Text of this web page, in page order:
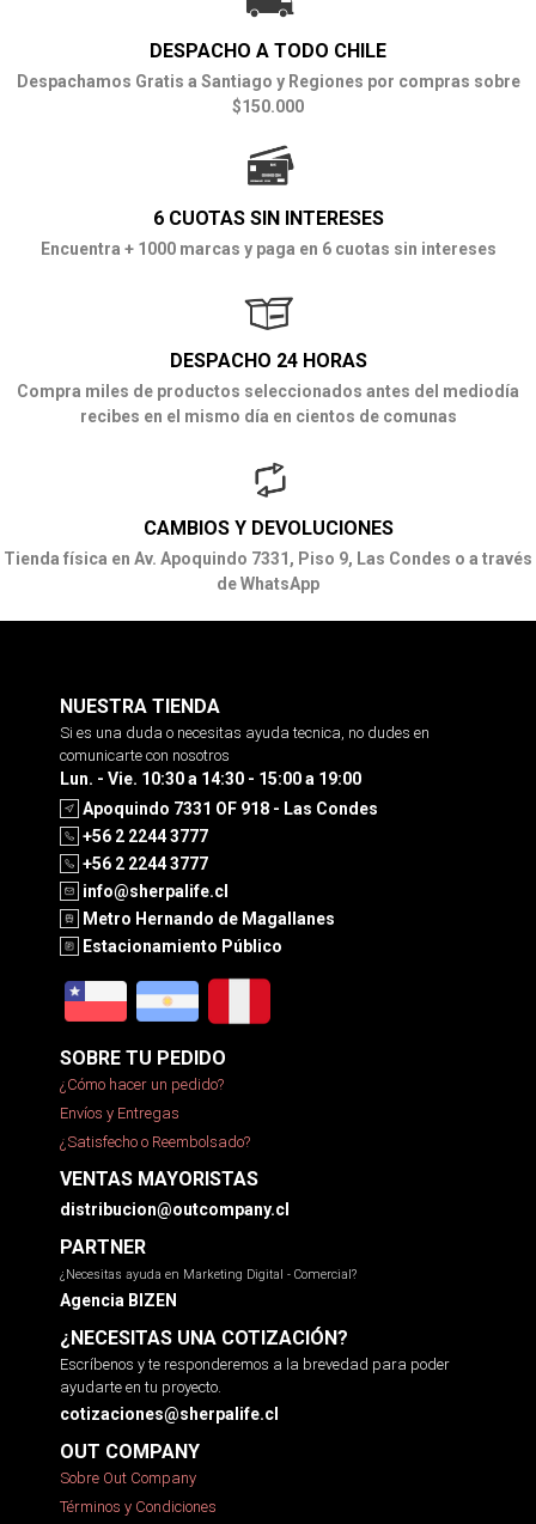
DESPACHO A TODO CHILE
Despachamos Gratis a Santiago y Regiones por compras sobre
$150.000
6 CUOTAS SIN INTERESES
Encuentra + 1000 marcas y paga en 6 cuotas sin intereses
DESPACHO 24 HORAS
Compra miles de productos seleccionados antes del mediodía
recibes en el mismo día en cientos de comunas
CAMBIOS Y DEVOLUCIONES
Tienda física en Av. Apoquindo 7331, Piso 9, Las Condes o a través
de WhatsApp
NUESTRA TIENDA
Si es una duda o necesitas ayuda tecnica, no dudes en
comunicarte con nosotros
Lun. - Vie. 10:30 a 14:30 - 15:00 a 19:00
Apoquindo 7331 OF 918 - Las Condes
+56 2 2244 3777
+56 2 2244 3777
info@sherpalife.cl
Metro Hernando de Magallanes
Estacionamiento Público
SOBRE TU PEDIDO
¿Cómo hacer un pedido?
Envíos y Entregas
¿Satisfecho o Reembolsado?
VENTAS MAYORISTAS
distribucion@outcompany.cl
PARTNER
¿Necesitas ayuda en Marketing Digital - Comercial?
Agencia BIZEN
¿NECESITAS UNA COTIZACIÓN?
Escríbenos y te responderemos a la brevedad para poder
ayudarte en tu proyecto.
cotizaciones@sherpalife.cl
OUT COMPANY
Sobre Out Company
Términos y Condiciones